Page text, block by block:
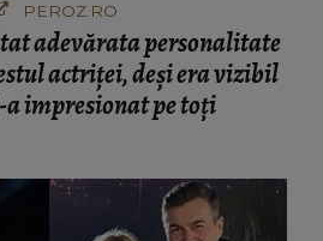
PEROZ.RO
adevărata personalitate
actriței, deși era vizibil
impresionat pe toți